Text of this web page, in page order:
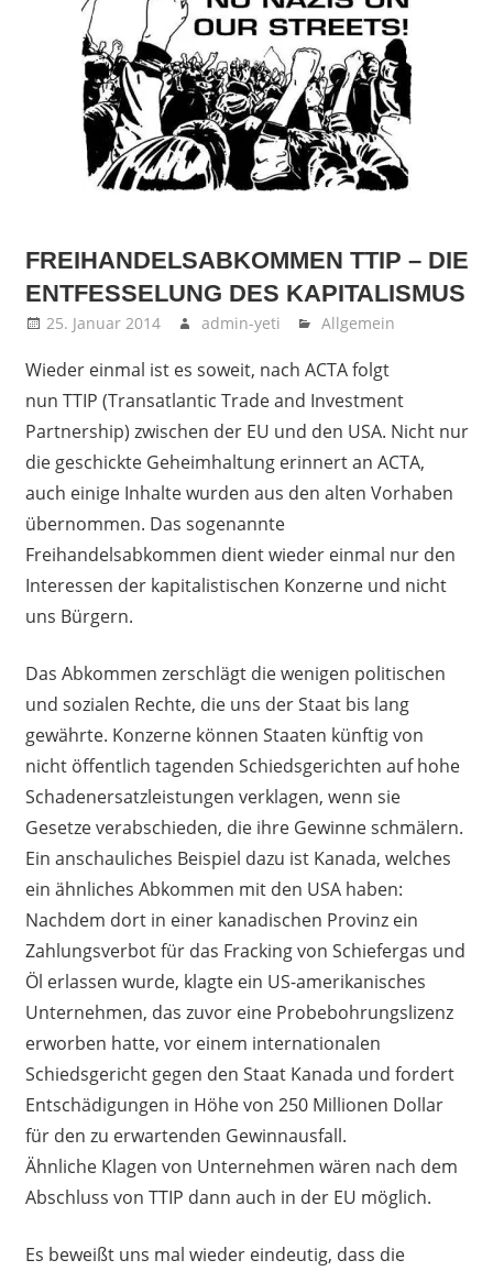
FREIHANDELSABKOMMEN TTIP – DIE
ENTFESSELUNG DES KAPITALISMUS
25. Januar 2014 admin-yeti Allgemein
Wieder einmal ist es soweit, nach ACTA folgt
nun TTIP (Transatlantic Trade and Investment
Partnership) zwischen der EU und den USA. Nicht nur
die geschickte Geheimhaltung erinnert an ACTA,
auch einige Inhalte wurden aus den alten Vorhaben
übernommen. Das sogenannte
Freihandelsabkommen dient wieder einmal nur den
Interessen der kapitalistischen Konzerne und nicht
uns Bürgern.
Das Abkommen zerschlägt die wenigen politischen
und sozialen Rechte, die uns der Staat bis lang
gewährte. Konzerne können Staaten künftig von
nicht öffentlich tagenden Schiedsgerichten auf hohe
Schadenersatzleistungen verklagen, wenn sie
Gesetze verabschieden, die ihre Gewinne schmälern.
Ein anschauliches Beispiel dazu ist Kanada, welches
ein ähnliches Abkommen mit den USA haben:
Nachdem dort in einer kanadischen Provinz ein
Zahlungsverbot für das Fracking von Schiefergas und
Öl erlassen wurde, klagte ein US-amerikanisches
Unternehmen, das zuvor eine Probebohrungslizenz
erworben hatte, vor einem internationalen
Schiedsgericht gegen den Staat Kanada und fordert
Entschädigungen in Höhe von 250 Millionen Dollar
für den zu erwartenden Gewinnausfall.
Ähnliche Klagen von Unternehmen wären nach dem
Abschluss von TTIP dann auch in der EU möglich.
Es beweißt uns mal wieder eindeutig, dass die